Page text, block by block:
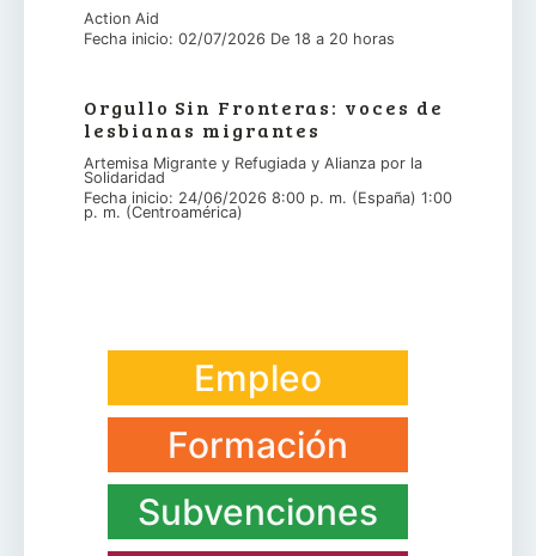
Action Aid
Fecha inicio: 02/07/2026 De 18 a 20 horas
Orgullo Sin Fronteras: voces de
lesbianas migrantes
Artemisa Migrante y Refugiada y Alianza por la
Solidaridad
Fecha inicio: 24/06/2026 8:00 p. m. (España) 1:00
p. m. (Centroamérica)
Empleo
Formación
Subvenciones